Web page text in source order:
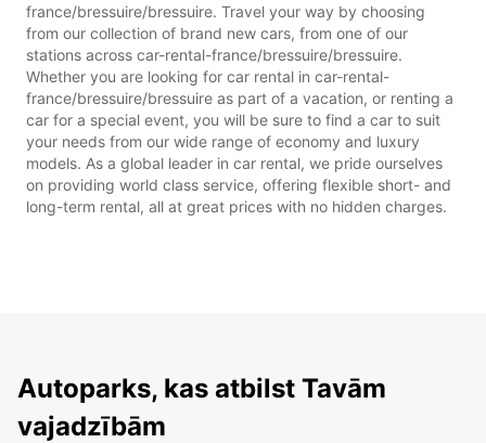
france/bressuire/bressuire. Travel your way by choosing
from our collection of brand new cars, from one of our
stations across car-rental-france/bressuire/bressuire.
Whether you are looking for car rental in car-rental-
france/bressuire/bressuire as part of a vacation, or renting a
car for a special event, you will be sure to find a car to suit
your needs from our wide range of economy and luxury
models. As a global leader in car rental, we pride ourselves
on providing world class service, offering flexible short- and
long-term rental, all at great prices with no hidden charges.
Autoparks, kas atbilst Tavām
vajadzībām